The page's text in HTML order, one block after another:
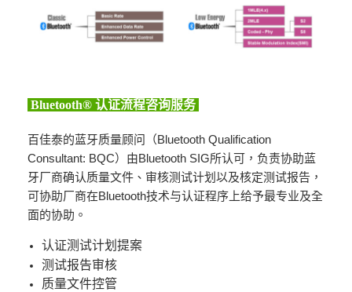
Bluetooth® 认证流程咨询服务
百佳泰的蓝牙质量顾问（Bluetooth Qualification
Consultant: BQC）由Bluetooth SIG所认可，负责协助蓝
牙厂商确认质量文件、审核测试计划以及核定测试报告，
可协助厂商在Bluetooth技术与认证程序上给予最专业及全
面的协助。
认证测试计划提案
测试报告审核
质量文件控管